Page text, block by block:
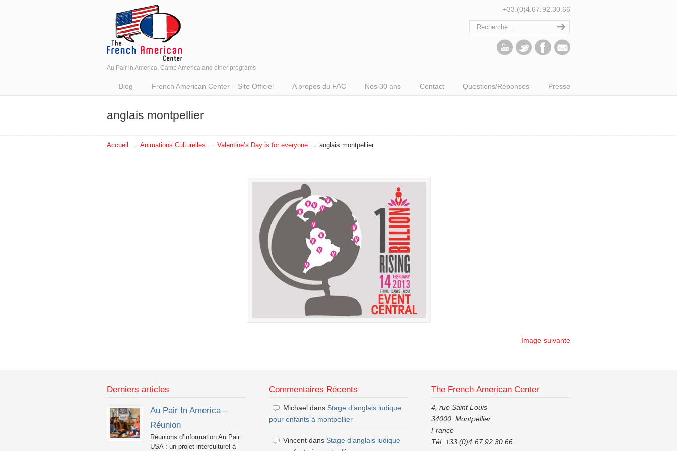
Au Pair in America, Camp America and other programs
+33.(0)4.67.92.30.66
Blog French American Center – Site Officiel A propos du FAC Nos 30 ans Contact Questions/Réponses Presse
anglais montpellier
Accueil → Animations Culturelles → Valentine’s Day is for everyone → anglais montpellier
Image suivante
Derniers articles
Au Pair In America –
Réunion
Réunions d’information Au Pair
USA : un projet interculturel à
Commentaires Récents
Michael dans Stage d’anglais ludique
pour enfants à montpellier
Vincent dans Stage d’anglais ludique
The French American Center
4, rue Saint Louis
34000, Montpellier
France
Tél: +33 (0)4 67 92 30 66